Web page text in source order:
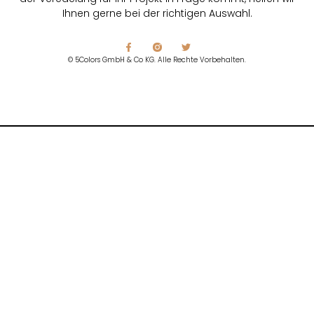
Ihnen gerne bei der richtigen Auswahl.
© 5Colors GmbH & Co KG. Alle Rechte Vorbehalten.